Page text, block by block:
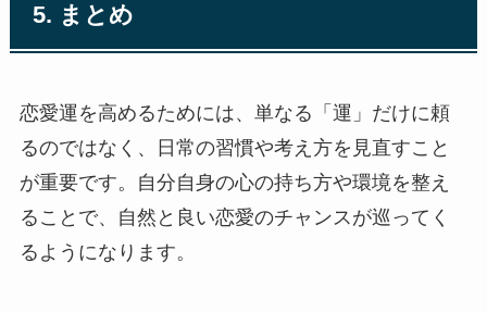
5. まとめ
恋愛運を高めるためには、単なる「運」だけに頼
るのではなく、日常の習慣や考え方を見直すこと
が重要です。自分自身の心の持ち方や環境を整え
ることで、自然と良い恋愛のチャンスが巡ってく
るようになります。